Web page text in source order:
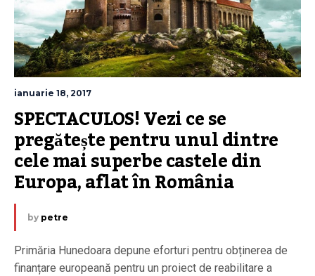
ianuarie 18, 2017
SPECTACULOS! Vezi ce se
pregătește pentru unul dintre
cele mai superbe castele din
Europa, aflat în România
by petre
Primăria Hunedoara depune eforturi pentru obținerea de
finanțare europeană pentru un proiect de reabilitare a